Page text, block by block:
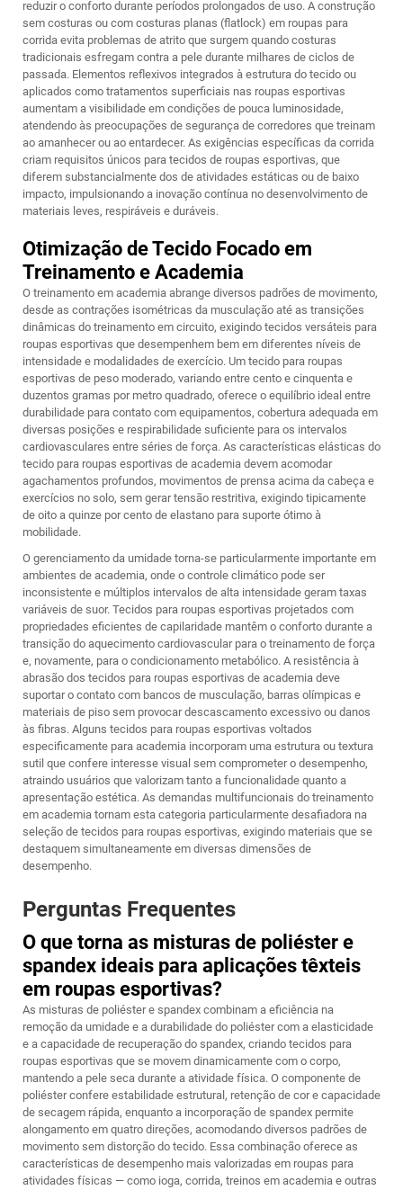
reduzir o conforto durante períodos prolongados de uso. A construção
sem costuras ou com costuras planas (flatlock) em roupas para
corrida evita problemas de atrito que surgem quando costuras
tradicionais esfregam contra a pele durante milhares de ciclos de
passada. Elementos reflexivos integrados à estrutura do tecido ou
aplicados como tratamentos superficiais nas roupas esportivas
aumentam a visibilidade em condições de pouca luminosidade,
atendendo às preocupações de segurança de corredores que treinam
ao amanhecer ou ao entardecer. As exigências específicas da corrida
criam requisitos únicos para tecidos de roupas esportivas, que
diferem substancialmente dos de atividades estáticas ou de baixo
impacto, impulsionando a inovação contínua no desenvolvimento de
materiais leves, respiráveis e duráveis.
Otimização de Tecido Focado em
Treinamento e Academia
O treinamento em academia abrange diversos padrões de movimento,
desde as contrações isométricas da musculação até as transições
dinâmicas do treinamento em circuito, exigindo tecidos versáteis para
roupas esportivas que desempenhem bem em diferentes níveis de
intensidade e modalidades de exercício. Um tecido para roupas
esportivas de peso moderado, variando entre cento e cinquenta e
duzentos gramas por metro quadrado, oferece o equilíbrio ideal entre
durabilidade para contato com equipamentos, cobertura adequada em
diversas posições e respirabilidade suficiente para os intervalos
cardiovasculares entre séries de força. As características elásticas do
tecido para roupas esportivas de academia devem acomodar
agachamentos profundos, movimentos de prensa acima da cabeça e
exercícios no solo, sem gerar tensão restritiva, exigindo tipicamente
de oito a quinze por cento de elastano para suporte ótimo à
mobilidade.
O gerenciamento da umidade torna-se particularmente importante em
ambientes de academia, onde o controle climático pode ser
inconsistente e múltiplos intervalos de alta intensidade geram taxas
variáveis de suor. Tecidos para roupas esportivas projetados com
propriedades eficientes de capilaridade mantêm o conforto durante a
transição do aquecimento cardiovascular para o treinamento de força
e, novamente, para o condicionamento metabólico. A resistência à
abrasão dos tecidos para roupas esportivas de academia deve
suportar o contato com bancos de musculação, barras olímpicas e
materiais de piso sem provocar descascamento excessivo ou danos
às fibras. Alguns tecidos para roupas esportivas voltados
especificamente para academia incorporam uma estrutura ou textura
sutil que confere interesse visual sem comprometer o desempenho,
atraindo usuários que valorizam tanto a funcionalidade quanto a
apresentação estética. As demandas multifuncionais do treinamento
em academia tornam esta categoria particularmente desafiadora na
seleção de tecidos para roupas esportivas, exigindo materiais que se
destaquem simultaneamente em diversas dimensões de
desempenho.
Perguntas Frequentes
O que torna as misturas de poliéster e
spandex ideais para aplicações têxteis
em roupas esportivas?
As misturas de poliéster e spandex combinam a eficiência na
remoção da umidade e a durabilidade do poliéster com a elasticidade
e a capacidade de recuperação do spandex, criando tecidos para
roupas esportivas que se movem dinamicamente com o corpo,
mantendo a pele seca durante a atividade física. O componente de
poliéster confere estabilidade estrutural, retenção de cor e capacidade
de secagem rápida, enquanto a incorporação de spandex permite
alongamento em quatro direções, acomodando diversos padrões de
movimento sem distorção do tecido. Essa combinação oferece as
características de desempenho mais valorizadas em roupas para
atividades físicas — como ioga, corrida, treinos em academia e outras